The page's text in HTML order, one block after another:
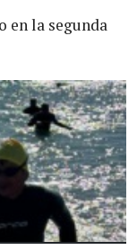
la segunda